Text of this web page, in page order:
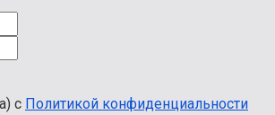
с Политикой конфиденциальности